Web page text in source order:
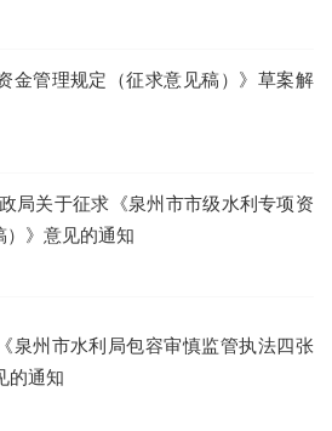
金管理规定（征求意见稿）》草案解
局关于征求《泉州市市级水利专项资
）》意见的通知
泉州市水利局包容审慎监管执法四张
的通知